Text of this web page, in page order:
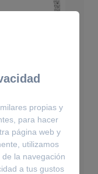
propias y
para hacer
página web y
utilizamos
la navegación
a tus gustos